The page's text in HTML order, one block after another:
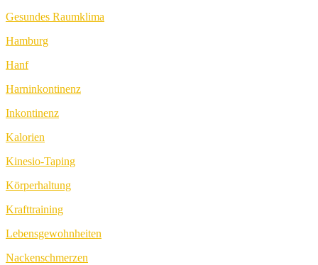
Gesundes Raumklima
Hamburg
Hanf
Harninkontinenz
Inkontinenz
Kalorien
Kinesio-Taping
Körperhaltung
Krafttraining
Lebensgewohnheiten
Nackenschmerzen